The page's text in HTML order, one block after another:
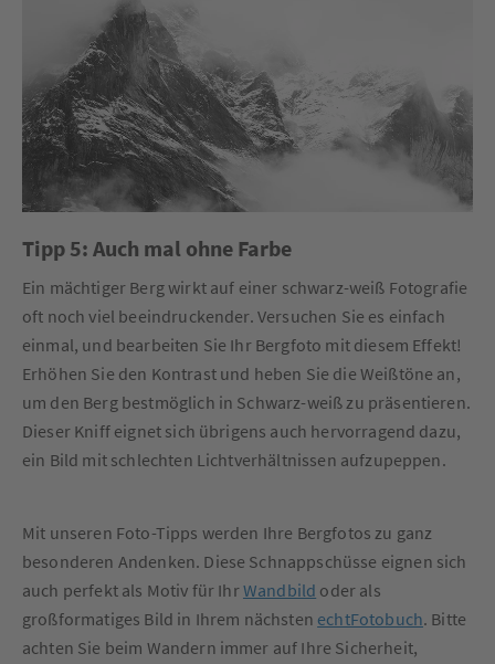
Tipp 5: Auch mal ohne Farbe
Ein mächtiger Berg wirkt auf einer schwarz-weiß Fotografie
oft noch viel beeindruckender. Versuchen Sie es einfach
einmal, und bearbeiten Sie Ihr Bergfoto mit diesem Effekt!
Erhöhen Sie den Kontrast und heben Sie die Weißtöne an,
um den Berg bestmöglich in Schwarz-weiß zu präsentieren.
Dieser Kniff eignet sich übrigens auch hervorragend dazu,
ein Bild mit schlechten Lichtverhältnissen aufzupeppen.
Mit unseren Foto-Tipps werden Ihre Bergfotos zu ganz
besonderen Andenken. Diese Schnappschüsse eignen sich
auch perfekt als Motiv für IhrWandbild oder als
großformatiges Bild in Ihrem nächsten echtFotobuch. Bitte
achten Sie beim Wandern immer auf Ihre Sicherheit,